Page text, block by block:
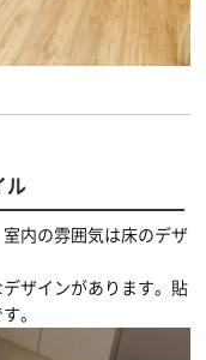
ル
内の雰囲気は床のデザ
ザインがあります。貼
。